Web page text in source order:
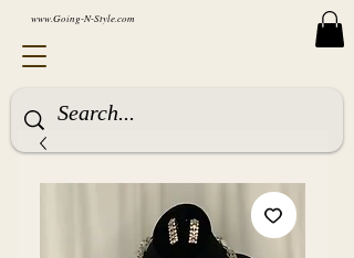
www.Going-N-Style.com